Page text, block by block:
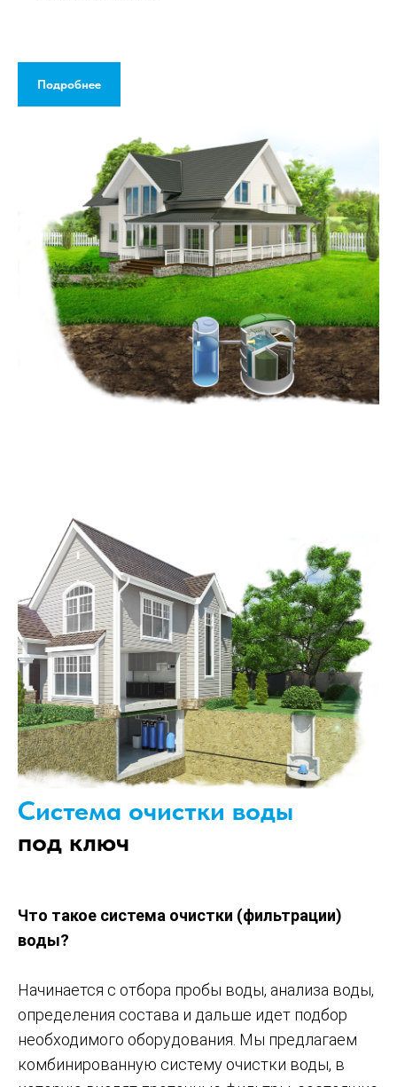
Подробнее
Система очистки воды
под ключ
Что такое система очистки (фильтрации)
воды?
Начинается с отбора пробы воды, анализа воды,
определения состава и дальше идет подбор
необходимого оборудования. Мы предлагаем
комбинированную систему очистки воды, в